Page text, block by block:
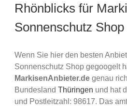
Rhönblicks für
Sonnenschutz
Wenn Sie hier den besten
Sonnenschutz Shop gegoogelt
MarkisenAnbieter.de genau
Bundesland Thüringen und hat
und Postleitzahl: 98617. Das